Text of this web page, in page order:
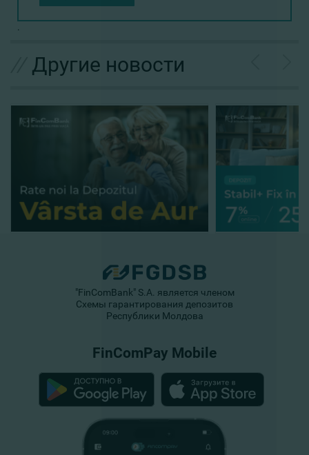
Другие новости
"FinComBank" S.A. является членом
Схемы гарантирования депозитов
Республики Молдова
FinComPay Mobile